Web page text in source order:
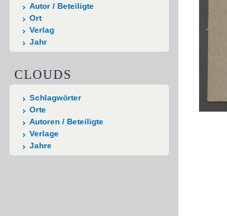
Autor / Beteiligte
Ort
Verlag
Jahr
CLOUDS
Schlagwörter
Orte
Autoren / Beteiligte
Verlage
Jahre